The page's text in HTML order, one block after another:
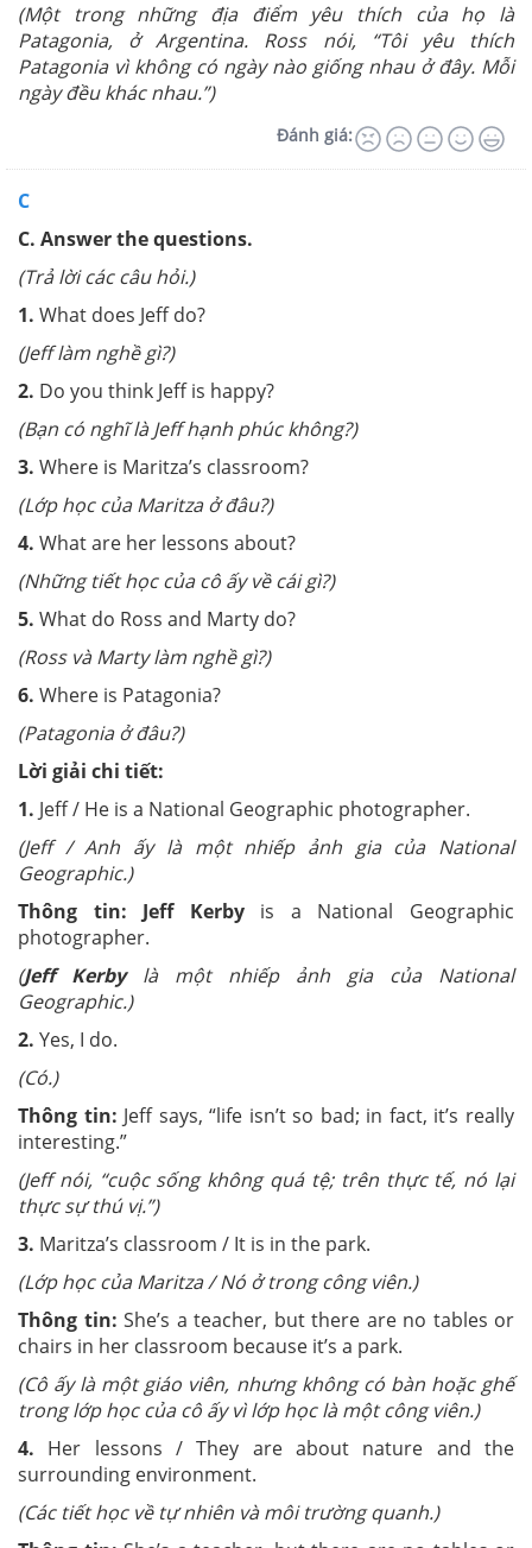
(Một trong những địa điểm yêu thích của họ là
Patagonia, ở Argentina. Ross nói, “Tôi yêu thích
Patagonia vì không có ngày nào giống nhau ở đây. Mỗi
ngày đều khác nhau.”)
Đánh giá:
C
C. Answer the questions.
(Trả lời các câu hỏi.)
1. What does Jeff do?
(Jeff làm nghề gì?)
2. Do you think Jeff is happy?
(Bạn có nghĩ là Jeff hạnh phúc không?)
3. Where is Maritza’s classroom?
(Lớp học của Maritza ở đâu?)
4. What are her lessons about?
(Những tiết học của cô ấy về cái gì?)
5. What do Ross and Marty do?
(Ross và Marty làm nghề gì?)
6. Where is Patagonia?
(Patagonia ở đâu?)
Lời giải chi tiết:
1. Jeff / He is a National Geographic photographer.
(Jeff / Anh ấy là một nhiếp ảnh gia của National
Geographic.)
Thông tin: Jeff Kerbyis a National Geographic
photographer.
(Jeff Kerbylà một nhiếp ảnh gia của National
Geographic.)
2. Yes, I do.
(Có.)
Thông tin: Jeff says, “life isn’t so bad; in fact, it’s really
interesting.”
(Jeff nói, “cuộc sống không quá tệ; trên thực tế, nó lại
thực sự thú vị.”)
3. Maritza’s classroom / It is in the park.
(Lớp học của Maritza / Nó ở trong công viên.)
Thông tin: She’s a teacher, but there are no tables or
chairs in her classroom because it’s a park.
(Cô ấy là một giáo viên, nhưng không có bàn hoặc ghế
trong lớp học của cô ấy vì lớp học là một công viên.)
4. Her lessons / They are about nature and the
surrounding environment.
(Các tiết học về tự nhiên và môi trường quanh.)